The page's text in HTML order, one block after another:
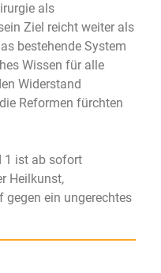
als
Ziel reicht weiter als
bestehende System
Wissen für alle
Widerstand
Reformen fürchten
1 ist ab sofort
Heilkunst,
ein ungerechtes